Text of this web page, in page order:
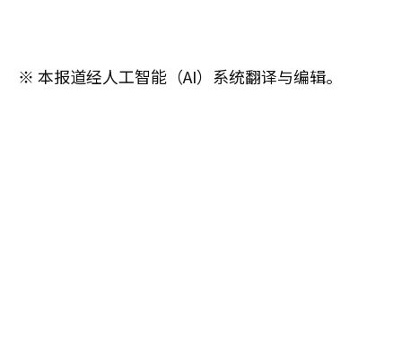
※ 本报道经人工智能（AI）系统翻译与编辑。